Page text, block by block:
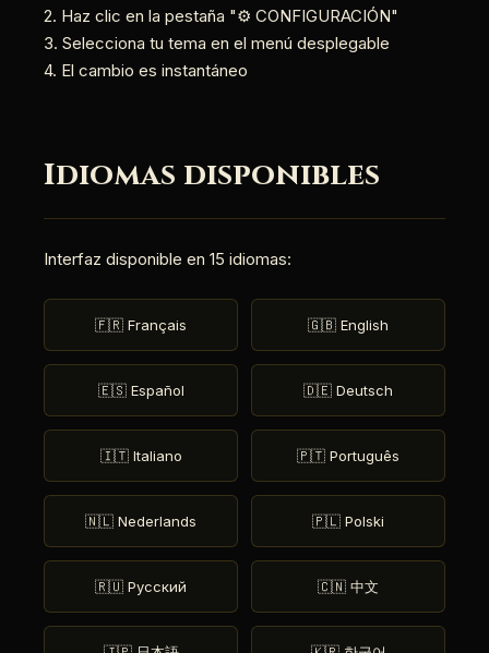
2. Haz clic en la pestaña "⚙️ CONFIGURACIÓN"
3. Selecciona tu tema en el menú desplegable
4. El cambio es instantáneo
Idiomas disponibles
Interfaz disponible en 15 idiomas:
🇫🇷 Français 🇬🇧 English
🇪🇸 Español 🇩🇪 Deutsch
🇮🇹 Italiano 🇵🇹 Português
🇳🇱 Nederlands 🇵🇱 Polski
🇷🇺 Русский 🇨🇳 中文